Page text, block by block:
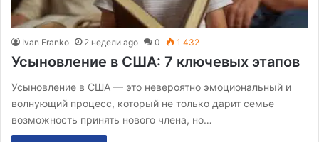
Ivan Franko 2 недели ago 0 1 432
Усыновление в США: 7 ключевых этапов
Усыновление в США — это невероятно эмоциональный и
волнующий процесс, который не только дарит семье
возможность принять нового члена, но…